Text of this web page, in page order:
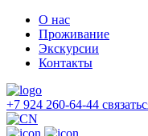
О нас
Проживание
Экскурсии
Контакты
+7 924 260-64-44